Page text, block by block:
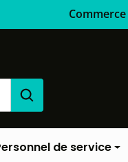
Commerce
de service